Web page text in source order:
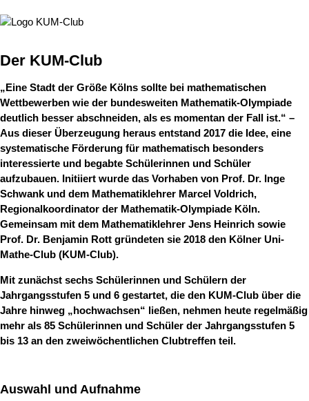
Der KUM-Club
„Eine Stadt der Größe Kölns sollte bei mathematischen
Wettbewerben wie der bundesweiten Mathematik-Olympiade
deutlich besser abschneiden, als es momentan der Fall ist.“ –
Aus dieser Überzeugung heraus entstand 2017 die Idee, eine
systematische Förderung für mathematisch besonders
interessierte und begabte Schülerinnen und Schüler
aufzubauen. Initiiert wurde das Vorhaben von Prof. Dr. Inge
Schwank und dem Mathematiklehrer Marcel Voldrich,
Regionalkoordinator der Mathematik-Olympiade Köln.
Gemeinsam mit dem Mathematiklehrer Jens Heinrich sowie
Prof. Dr. Benjamin Rott gründeten sie 2018 den Kölner Uni-
Mathe-Club (KUM-Club).
Mit zunächst sechs Schülerinnen und Schülern der
Jahrgangsstufen 5 und 6 gestartet, die den KUM-Club über die
Jahre hinweg „hochwachsen“ ließen, nehmen heute regelmäßig
mehr als 85 Schülerinnen und Schüler der Jahrgangsstufen 5
bis 13 an den zweiwöchentlichen Clubtreffen teil.
Auswahl und Aufnahme